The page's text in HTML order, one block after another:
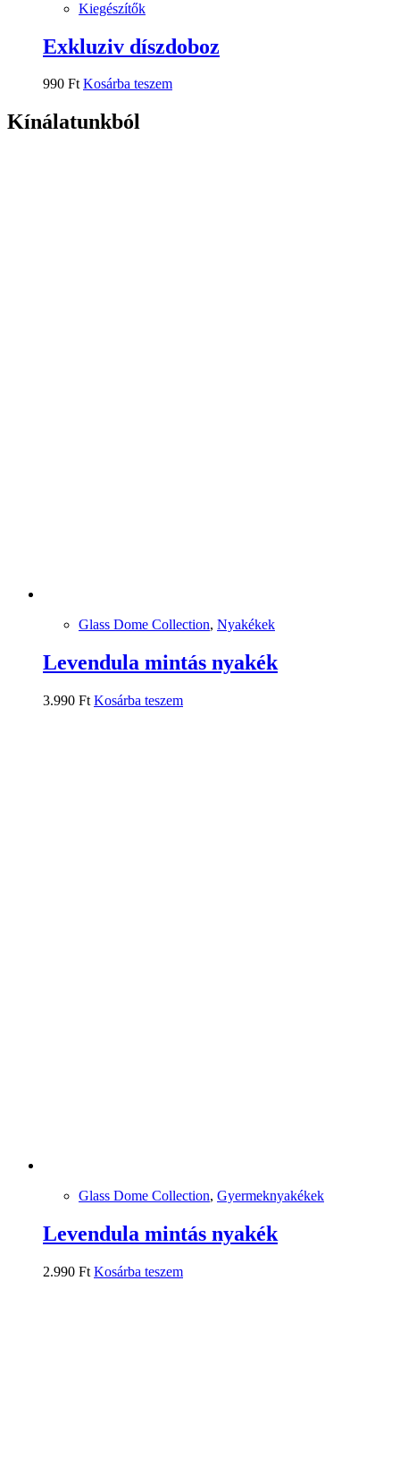
Kiegészítők
Exkluziv díszdoboz
990 Ft Kosárba teszem
Kínálatunkból
Glass Dome Collection, Nyakékek
Levendula mintás nyakék
3.990 Ft Kosárba teszem
Glass Dome Collection, Gyermeknyakékek
Levendula mintás nyakék
2.990 Ft Kosárba teszem